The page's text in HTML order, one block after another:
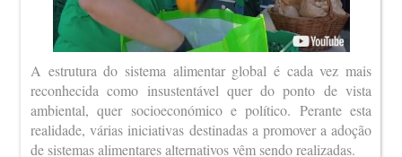
A estrutura do sistema alimentar global é cada vez mais
reconhecida como insustentável quer do ponto de vista
ambiental, quer socioeconómico e político. Perante esta
realidade, várias iniciativas destinadas a promover a adoção
de sistemas alimentares alternativos vêm sendo realizadas.